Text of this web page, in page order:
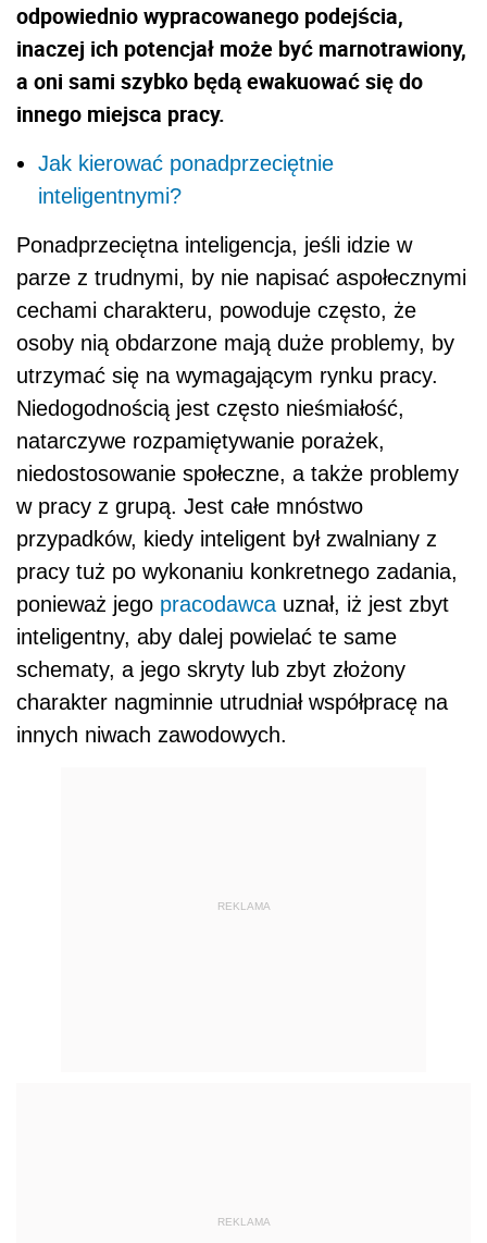
odpowiednio wypracowanego podejścia,
inaczej ich potencjał może być marnotrawiony,
a oni sami szybko będą ewakuować się do
innego miejsca pracy.
Jak kierować ponadprzeciętnie
inteligentnymi?
Ponadprzeciętna inteligencja, jeśli idzie w
parze z trudnymi, by nie napisać aspołecznymi
cechami charakteru, powoduje często, że
osoby nią obdarzone mają duże problemy, by
utrzymać się na wymagającym rynku pracy.
Niedogodnością jest często nieśmiałość,
natarczywe rozpamiętywanie porażek,
niedostosowanie społeczne, a także problemy
w pracy z grupą. Jest całe mnóstwo
przypadków, kiedy inteligent był zwalniany z
pracy tuż po wykonaniu konkretnego zadania,
ponieważ jego pracodawca uznał, iż jest zbyt
inteligentny, aby dalej powielać te same
schematy, a jego skryty lub zbyt złożony
charakter nagminnie utrudniał współpracę na
innych niwach zawodowych.
REKLAMA
REKLAMA